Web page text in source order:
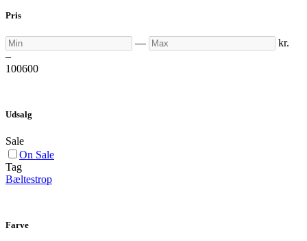
Pris
Min — Max
kr.
–
100600
Udsalg
Sale
On Sale
Tag
Bæltestrop
Farve